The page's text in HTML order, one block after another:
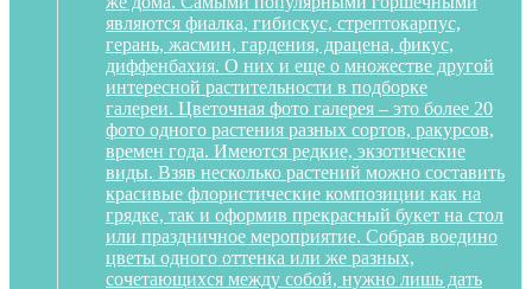
являются фиалка, гибискус, стрептокарпус,
герань, жасмин, гардения, драцена, фикус,
диффенбахия. О них и еще о множестве другой
интересной растительности в подборке
галереи. Цветочная фото галерея – это более 20
фото одного растения разных сортов, ракурсов,
времен года. Имеются редкие, экзотические
виды. Взяв несколько растений можно составить
красивые флористические композиции как на
грядке, так и оформив прекрасный букет на стол
или праздничное мероприятие. Собрав воедино
цветы одного оттенка или же разных,
сочетающихся между собой, нужно лишь дать